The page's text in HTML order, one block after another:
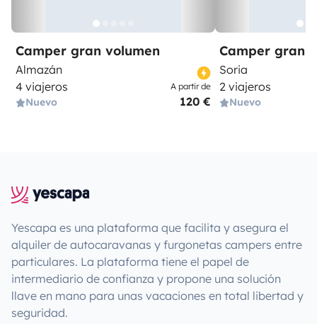
Camper gran volumen
Almazán
4 viajeros
Nuevo
A partir de
120 €
Camper gran
Soria
2 viajeros
Nuevo
Yescapa es una plataforma que facilita y asegura el
alquiler de autocaravanas y furgonetas campers entre
particulares. La plataforma tiene el papel de
intermediario de confianza y propone una solución
llave en mano para unas vacaciones en total libertad y
seguridad.